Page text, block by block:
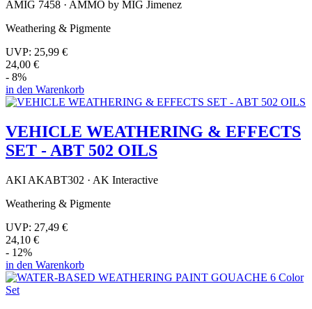
AMIG 7458 · AMMO by MIG Jimenez
Weathering & Pigmente
UVP: 25,99 €
24,00 €
- 8%
in den Warenkorb
VEHICLE WEATHERING & EFFECTS
SET - ABT 502 OILS
AKI AKABT302 · AK Interactive
Weathering & Pigmente
UVP: 27,49 €
24,10 €
- 12%
in den Warenkorb